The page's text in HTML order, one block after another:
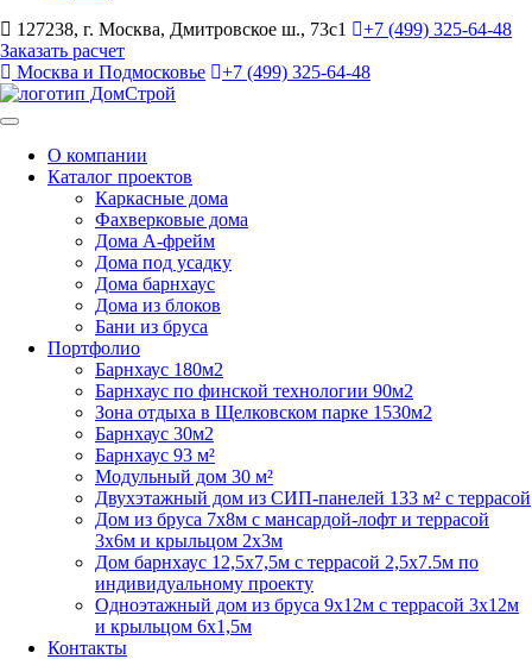
127238, г. Москва, Дмитровское ш., 73с1
+7 (499) 325-64-48
Заказать расчет
Москва и Подмосковье
+7 (499) 325-64-48
О компании
Каталог проектов
Каркасные дома
Фахверковые дома
Дома А-фрейм
Дома под усадку
Дома барнхаус
Дома из блоков
Бани из бруса
Портфолио
Барнхаус 180м2
Барнхаус по финской технологии 90м2
Зона отдыха в Щелковском парке 1530м2
Барнхаус 30м2
Барнхаус 93 м²
Модульный дом 30 м²
Двухэтажный дом из СИП-панелей 133 м² с террасой
Дом из бруса 7х8м с мансардой-лофт и террасой
3х6м и крыльцом 2х3м
Дом барнхаус 12,5х7,5м с террасой 2,5х7.5м по
индивидуальному проекту
Одноэтажный дом из бруса 9х12м с террасой 3х12м
и крыльцом 6х1,5м
Контакты